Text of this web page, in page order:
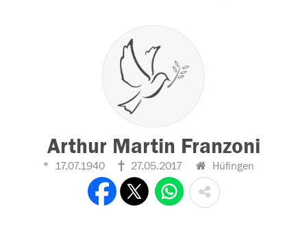
Arthur Martin Franzoni
17.07.1940 27.05.2017 Hüfingen